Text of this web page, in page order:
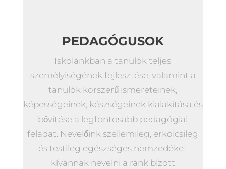
PEDAGÓGUSOK
Iskolánkban a tanulók teljes
személyiségének fejlesztése, valamint a
tanulók korszerű ismereteinek,
képességeinek, készségeinek kialakítása és
bővítése a legfontosabb pedagógiai
feladat. Nevelőink szellemileg, erkölcsileg
és testileg egészséges nemzedéket
kívánnak nevelni a ránk bízott